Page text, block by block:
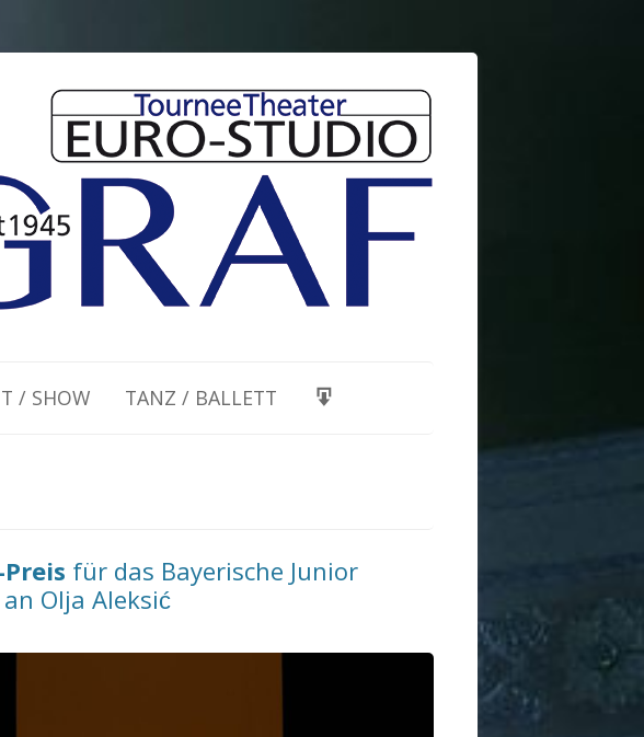
/ SHOW TANZ / BALLETT
für das Bayerische Junior
Olja Aleksić